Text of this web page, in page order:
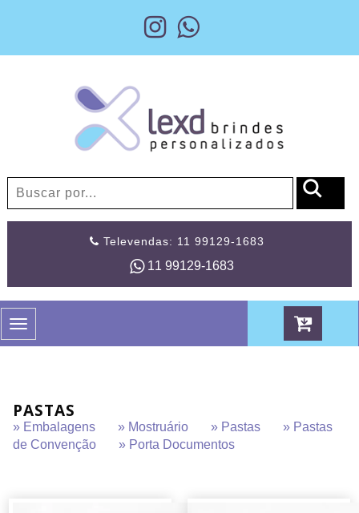
Televendas: 11 99129-1683
11 99129-1683
Toggle
navigation
PASTAS
» Embalagens » Mostruário » Pastas » Pastas
de Convenção » Porta Documentos